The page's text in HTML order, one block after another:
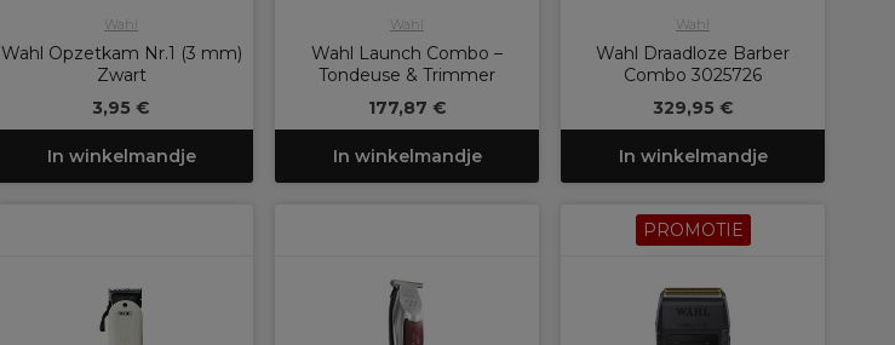
Wahl
Wahl Opzetkam Nr.1 (3 mm)
Zwart
3,95 €
In winkelmandje
Wahl
Wahl Launch Combo –
Tondeuse & Trimmer
177,87 €
In winkelmandje
Wahl
Wahl Draadloze Barber
Combo 3025726
329,95 €
In winkelmandje
PROMOTIE